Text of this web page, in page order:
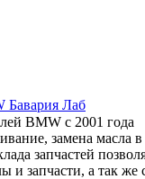
BMW с 2001 года
замена
запчастей
и запчасти, а так